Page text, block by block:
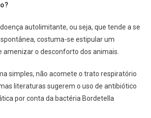
autolimitante, ou seja, que tende a se
costuma-se estipular um
o desconforto dos animais.
simples, não acomete o trato respiratório
literaturas sugerem o uso de antibiótico
por conta da bactéria Bordetella